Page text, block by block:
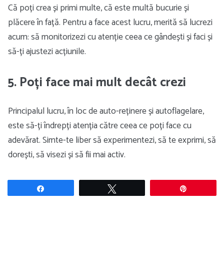
Că poți crea și primi multe, că este multă bucurie și
plăcere în față. Pentru a face acest lucru, merită să lucrezi
acum: să monitorizezi cu atenție ceea ce gândești și faci și
să-ți ajustezi acțiunile.
5. Poți face mai mult decât crezi
Principalul lucru, în loc de auto-reținere și autoflagelare,
este să-ți îndrepți atenția către ceea ce poți face cu
adevărat. Simte-te liber să experimentezi, să te exprimi, să
dorești, să visezi și să fii mai activ.